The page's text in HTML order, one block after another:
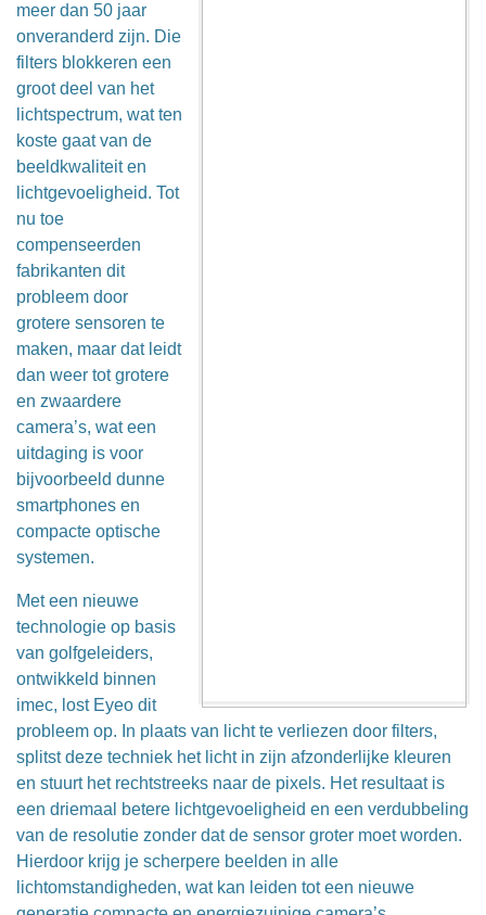
meer dan 50 jaar
onveranderd zijn. Die
filters blokkeren een
groot deel van het
lichtspectrum, wat ten
koste gaat van de
beeldkwaliteit en
lichtgevoeligheid. Tot
nu toe
compenseerden
fabrikanten dit
probleem door
grotere sensoren te
maken, maar dat leidt
dan weer tot grotere
en zwaardere
camera’s, wat een
uitdaging is voor
bijvoorbeeld dunne
smartphones en
compacte optische
systemen.
Met een nieuwe
technologie op basis
van golfgeleiders,
ontwikkeld binnen
imec, lost Eyeo dit
probleem op. In plaats van licht te verliezen door filters,
splitst deze techniek het licht in zijn afzonderlijke kleuren
en stuurt het rechtstreeks naar de pixels. Het resultaat is
een driemaal betere lichtgevoeligheid en een verdubbeling
van de resolutie zonder dat de sensor groter moet worden.
Hierdoor krijg je scherpere beelden in alle
lichtomstandigheden, wat kan leiden tot een nieuwe